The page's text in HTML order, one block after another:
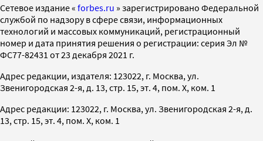
Cетевое издание « forbes.ru » зарегистрировано Федеральной
службой по надзору в сфере связи, информационных
технологий и массовых коммуникаций, регистрационный
номер и дата принятия решения о регистрации: серия Эл №
ФС77-82431 от 23 декабря 2021 г.
Адрес редакции, издателя: 123022, г. Москва, ул.
Звенигородская 2-я, д. 13, стр. 15, эт. 4, пом. X, ком. 1
Адрес редакции: 123022, г. Москва, ул. Звенигородская 2-я, д.
13, стр. 15, эт. 4, пом. X, ком. 1